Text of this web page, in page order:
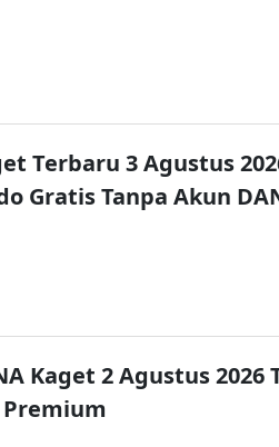
Terbaru 3 Agustus
Gratis Tanpa Akun
Kaget 2 Agustus 2026